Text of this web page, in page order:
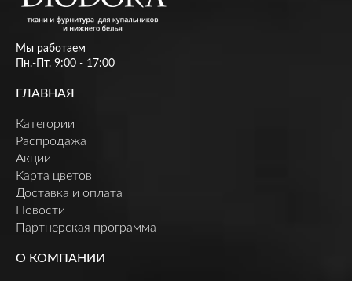
Мы работаем
Пн.-Пт. 9:00 - 17:00
ГЛАВНАЯ
Категории
Распродажа
Акции
Карта цветов
Доставка и оплата
Новости
Партнерская программа
О КОМПАНИИ